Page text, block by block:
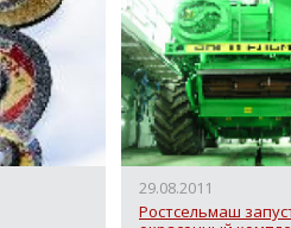
29.08.2011
Ростсельмаш